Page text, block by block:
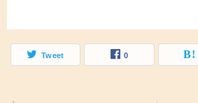
Tweet 0